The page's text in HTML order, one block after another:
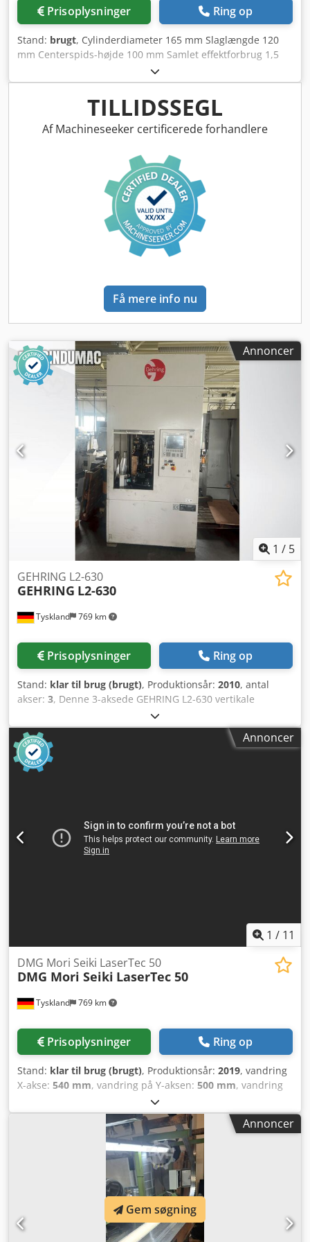
til demonstration Levering: fra lager – som beset på stedet
Betaling: netto kontant – ved modtagelse af faktura
Prisoplysninger Ring op
Stand: brugt, Cylinderdiameter 165 mm Slaglængde 120
mm Centerspids-højde 100 mm Samlet effektforbrug 1,5
kW Maskinens vægt ca. 1 t SUNNEN (USA) Horisontal
automatisk honemaskine Type: MBC 1804 G Årgang: 1K1-
90075 Honingsområde – Ø: - med målekontrol: 1,5 – 51 mm
- med automatisk slag: 1,5 – 95 mm - ved manuel slag: 1,5
– 165 mm Max. emnelængde ca.: 400 mm Codjw U U Iqspfx
spindelhastigheder: 200 – 2.500 o/min 5 slagantal: 80 – 310
slag/min Slaglængde ved automatisk slag: 6 – 120 mm
Drivkraft til honspindel/slagmotor: 0,75 / 0,37 kW – 380 V –
50 Hz Samlet effekt ca.: 1,5 kW – 380 V – 50 Hz Tilbehør /
Særligt udstyr: • Automatisk bearbejdningscyklus med
automatisk mekanisk slag, automatisk hydromekanisk
udvidelse af honingsværktøjet og automatisk frakobling
ved opnået ønsket diameter. • Elektromekanisk målekontrol
ønsket diameter, der udløser automatisk frakobling. •
Trinløs justerbart udvidelsestryk • Fodpedal til manuel drift
Stand: Meget god stand! Egnet til alle honingopgaver!
Video kommer snart – klik venligst her for at se maskinen:
Levering: fra lager, straks muligt, FCA Metzingen Betaling:
Netto – ved fakturamodtagelse.
TILLIDSSEGL
Af Machineseeker certificerede forhandlere
Få mere info nu
Annoncer
1 / 5
Tyskland 769 km
GEHRING L2-630
GEHRING L2-630
Prisoplysninger Ring op
Stand: klar til brug (brugt), Produktionsår: 2010, antal
akser: 3, Denne 3-aksede GEHRING L2-630 vertikale
honingmaskine blev fremstillet i 2010. Den har et 6-
stations rundt bord, to honestationer, to målestationer og
en børstestation. Denne vertikale honingmaskine GEHRING
L2-630 er fuldautomatisk og har robotindføring. Kontakt os
for yderligere oplysninger. Crsdpfox D Rinjx Apref
Annoncer
1 / 11
Tyskland 769 km
DMG Mori Seiki LaserTec 50
DMG Mori Seiki LaserTec 50
Prisoplysninger Ring op
Stand: klar til brug (brugt), Produktionsår: 2019, vandring
X-akse: 540 mm, vandring på Y-aksen: 500 mm, vandring
, controllerproducent:
controller model:840D, antal akser:5, Denne 5-aksede
DMG Mori Seiki LaserTec 50 blev produceret i 2019.
Maskinen er udstyret med CELOS med Siemens 840D sl
Operate styring, en integreret Ytterbium-cw-fiberlaser og
et kompakt design med et fodaftryk på kun 4 m². Den er
ideel til bearbejdning af diamantværktøj med dimensioner
op til Ø 355 mm og en længde på 420 mm. Hvis du søger
avancerede muligheder inden for laserbearbejdning, bør
du overveje denne DMG Mori Seiki LaserTec 50, som vi har
Annoncer
Gem søgning